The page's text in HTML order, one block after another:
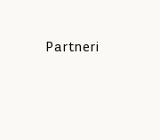
Partneri